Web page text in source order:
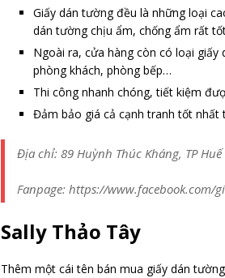
Giấy dán tường đều là những loại
dán tường chịu ẩm, chống ẩm rất
Ngoài ra, cửa hàng còn có loại
phòng khách, phòng bếp…
Thi công nhanh chóng, tiết kiệm
Đảm bảo giá cả cạnh tranh tốt
Địa chỉ: 89 Huỳnh Thúc Kháng, TP Huế
Fanpage: https://
Sally Thảo Tây
Thêm một cái tên bán mua giấy dán